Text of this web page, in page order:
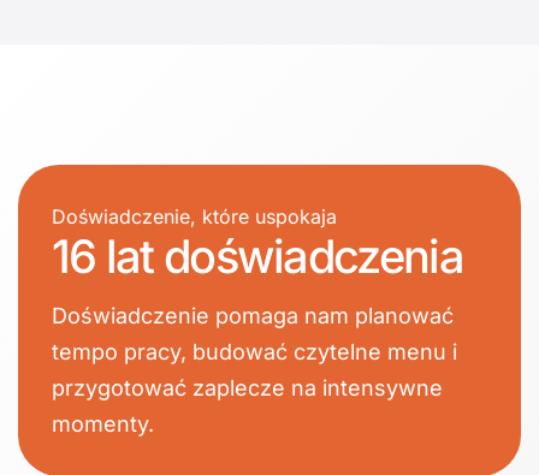
Doświadczenie, które uspokaja
16 lat doświadczenia
Doświadczenie pomaga nam planować
tempo pracy, budować czytelne menu i
przygotować zaplecze na intensywne
momenty.